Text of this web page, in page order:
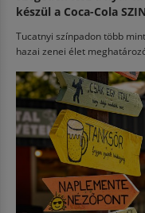
készül a Coca-Cola SZIN
Tucatnyi színpadon több
hazai zenei élet